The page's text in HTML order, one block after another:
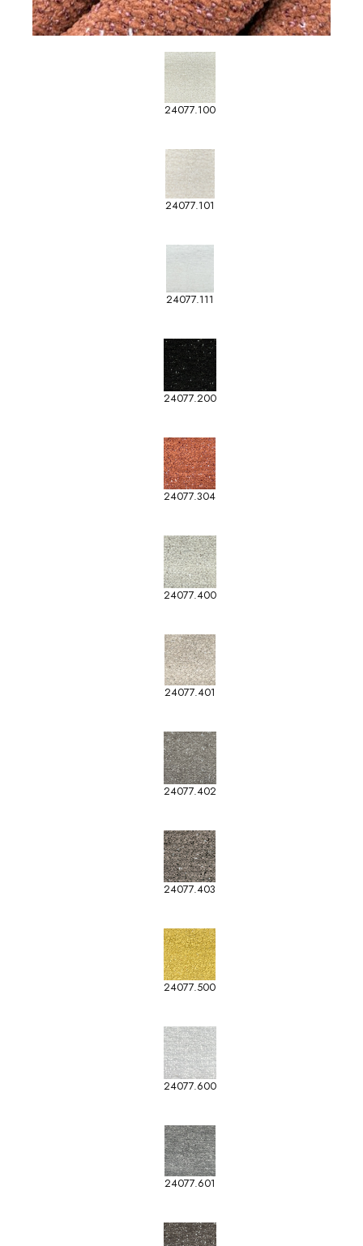
24077.100
24077.101
24077.111
24077.200
24077.304
24077.400
24077.401
24077.402
24077.403
24077.500
24077.600
24077.601